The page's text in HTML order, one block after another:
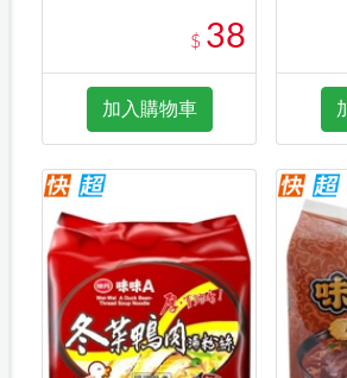
$ 38
加入購物車